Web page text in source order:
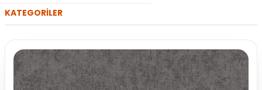
KATEGORİLER